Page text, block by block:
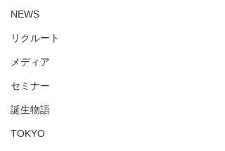
NEWS
リクルート
メディア
セミナー
誕生物語
TOKYO